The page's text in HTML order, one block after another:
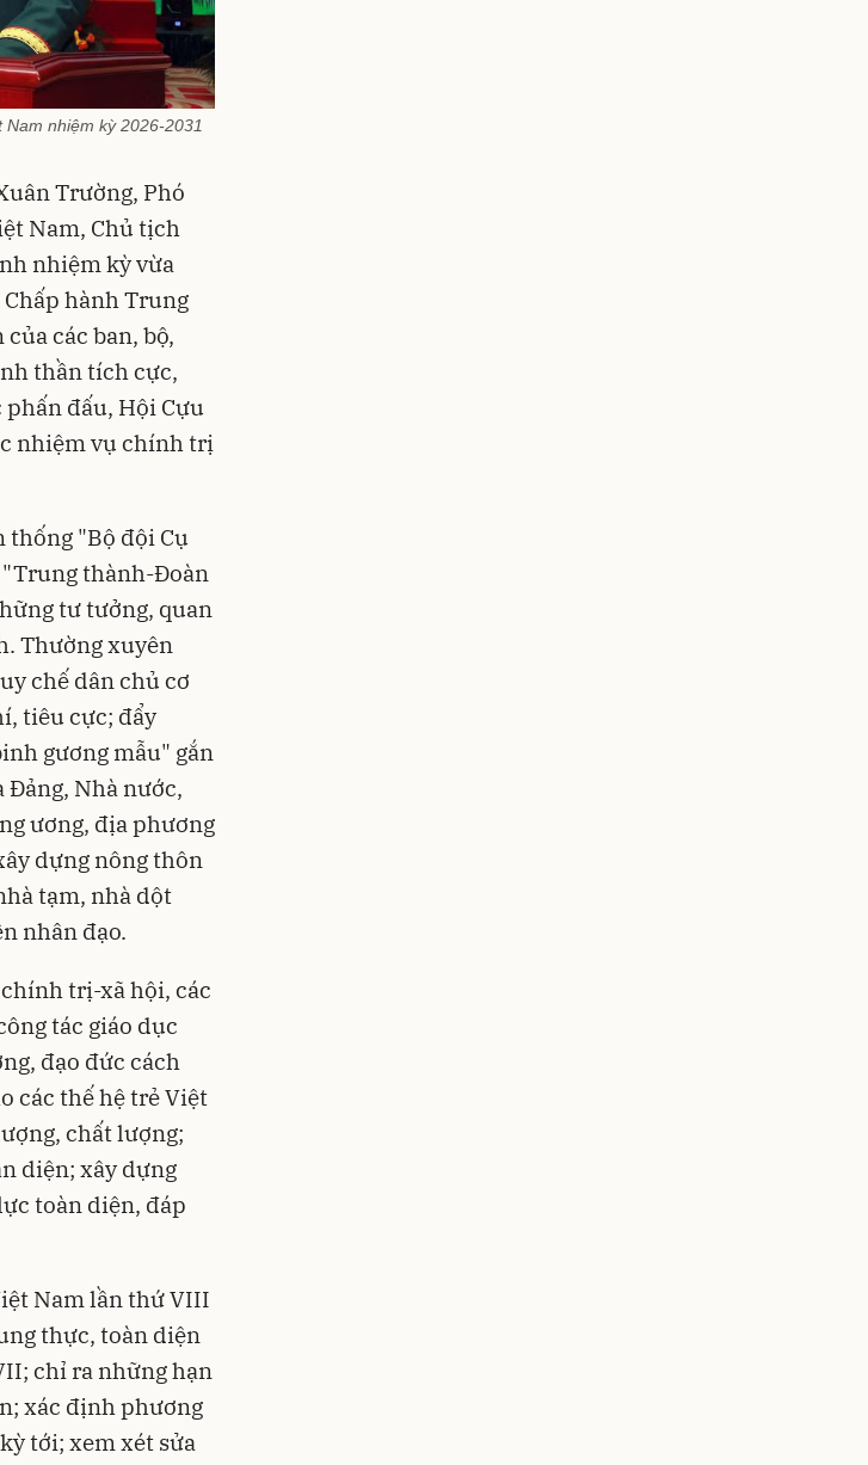
nhiệm kỳ 2026-2031
Trường, Phó
Nam, Chủ tịch
nhiệm kỳ vừa
hành Trung
các ban, bộ,
thần tích cực,
đấu, Hội Cựu
nhiệm vụ chính trị
thống "Bộ đội Cụ
thành-Đoàn
tư tưởng, quan
Thường xuyên
chế dân chủ cơ
tiêu cực; đẩy
gương mẫu" gắn
Đảng, Nhà nước,
ương, địa phương
dựng nông thôn
tạm, nhà dột
nhân đạo.
trị-xã hội, các
tác giáo dục
đạo đức cách
các thế hệ trẻ Việt
chất lượng;
diện; xây dựng
toàn diện, đáp
Nam lần thứ VIII
thực, toàn diện
chỉ ra những hạn
xác định phương
tới; xem xét sửa